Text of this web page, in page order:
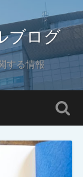
ブログ
する情報